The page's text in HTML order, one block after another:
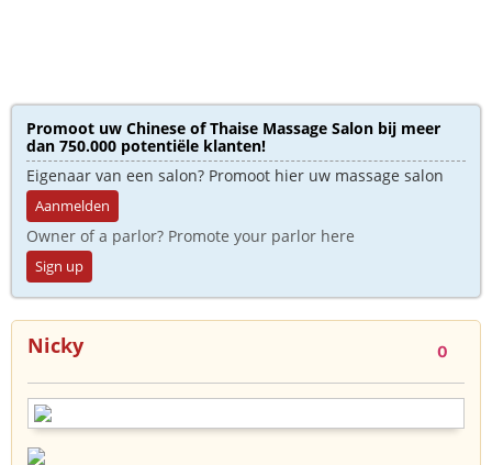
Promoot uw Chinese of Thaise Massage Salon bij meer
dan 750.000 potentiële klanten!
Eigenaar van een salon? Promoot hier uw massage salon
Aanmelden
Owner of a parlor? Promote your parlor here
Sign up
Nicky 0